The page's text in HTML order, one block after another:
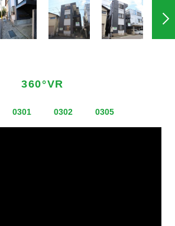
360°VR
0301 0302 0305